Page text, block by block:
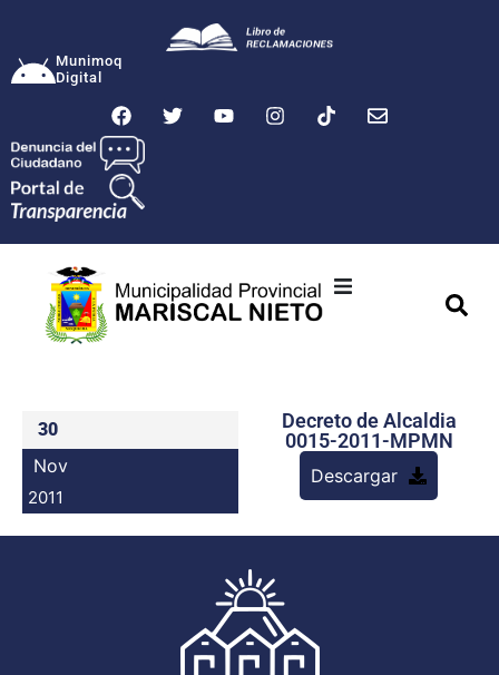
Munimoq
Digital
Transparencia
Seguridad
30
Nov
2011
Decreto de Alcaldia
0015-2011-MPMN
Descargar